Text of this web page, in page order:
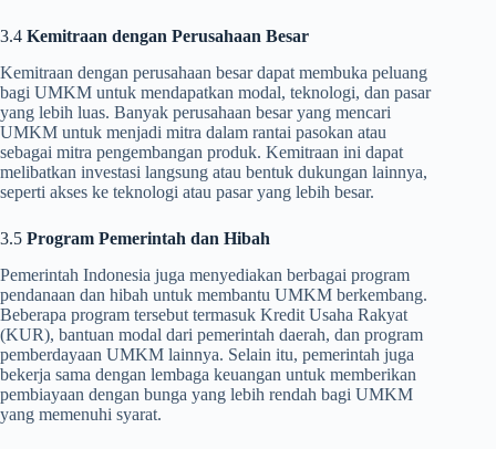
3.4 Kemitraan dengan Perusahaan Besar
Kemitraan dengan perusahaan besar dapat membuka peluang
bagi UMKM untuk mendapatkan modal, teknologi, dan pasar
yang lebih luas. Banyak perusahaan besar yang mencari
UMKM untuk menjadi mitra dalam rantai pasokan atau
sebagai mitra pengembangan produk. Kemitraan ini dapat
melibatkan investasi langsung atau bentuk dukungan lainnya,
seperti akses ke teknologi atau pasar yang lebih besar.
3.5 Program Pemerintah dan Hibah
Pemerintah Indonesia juga menyediakan berbagai program
pendanaan dan hibah untuk membantu UMKM berkembang.
Beberapa program tersebut termasuk Kredit Usaha Rakyat
(KUR), bantuan modal dari pemerintah daerah, dan program
pemberdayaan UMKM lainnya. Selain itu, pemerintah juga
bekerja sama dengan lembaga keuangan untuk memberikan
pembiayaan dengan bunga yang lebih rendah bagi UMKM
yang memenuhi syarat.